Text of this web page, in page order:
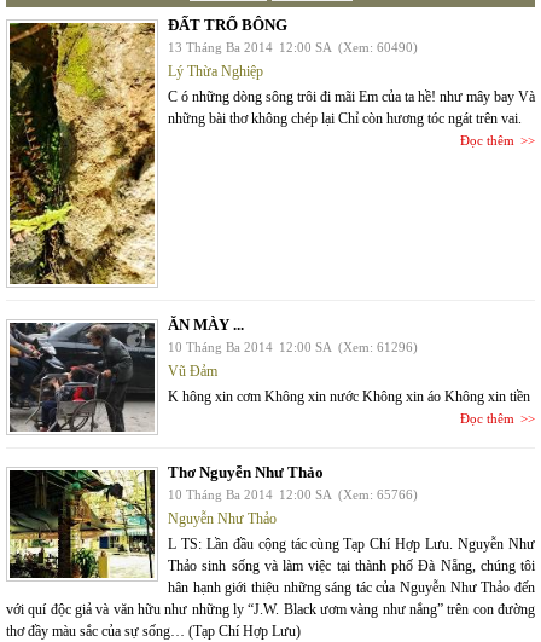
ĐẤT TRỔ BÔNG
13 Tháng Ba 2014 12:00 SA (Xem: 60490)
Lý Thừa Nghiệp
C ó những dòng sông trôi đi mãi Em của ta hề! như mây bay Và
những bài thơ không chép lại Chỉ còn hương tóc ngát trên vai.
Đọc thêm
ĂN MÀY ...
10 Tháng Ba 2014 12:00 SA (Xem: 61296)
Vũ Đảm
K hông xin cơm Không xin nước Không xin áo Không xin tiền
Đọc thêm
Thơ Nguyễn Như Thảo
10 Tháng Ba 2014 12:00 SA (Xem: 65766)
Nguyễn Như Thảo
L TS: Lần đầu cộng tác cùng Tạp Chí Hợp Lưu. Nguyễn Như
Thảo sinh sống và làm việc tại thành phố Đà Nẵng, chúng tôi
hân hạnh giới thiệu những sáng tác của Nguyễn Như Thảo đến
với quí độc giả và văn hữu như những ly “J.W. Black ươm vàng như nắng” trên con đường
thơ đầy màu sắc của sự sống… (Tạp Chí Hợp Lưu)